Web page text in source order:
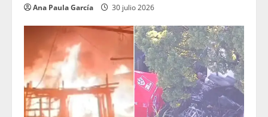
Ana Paula García 30 julio 2026